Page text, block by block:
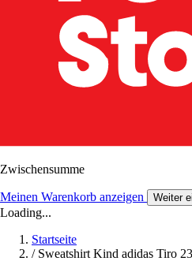
Zwischensumme
Meinen Warenkorb anzeigen Weiter
Loading...
Startseite
/ Sweatshirt Kind adidas Tiro